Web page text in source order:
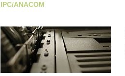
IPC/ANACOM